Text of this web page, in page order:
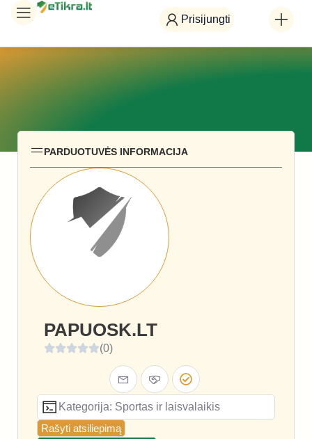
Prisijungti
PARDUOTUVĖS INFORMACIJA
PAPUOSK.LT
(0)
Kategorija: Sportas ir laisvalaikis
Rašyti atsiliepimą